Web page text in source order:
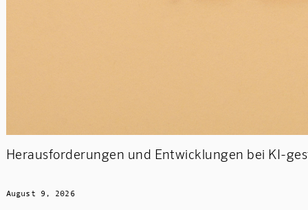
Herausforderungen und Entwicklungen bei KI-
August 9, 2026